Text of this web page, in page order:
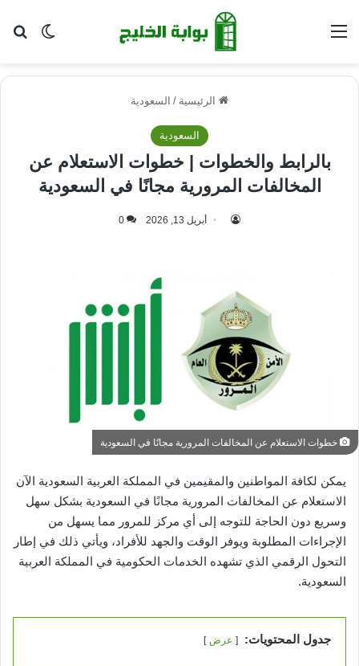
الوضع القائمة
الرئيسية / السعودية
السعودية
بالرابط والخطوات | خطوات الاستعلام عن
المخالفات المرورية مجانًا في السعودية
أبريل 13, 2026 0
خطوات الاستعلام عن المخالفات المرورية مجانًا في السعودية
يمكن لكافة المواطنين والمقيمين في المملكة العربية السعودية الآن
الاستعلام عن المخالفات المرورية مجانًا في السعودية بشكل سهل
وسريع دون الحاجة للتوجه إلى أي مركز للمرور مما يسهل من
الإجراءات المطلوبة ويوفر الوقت والجهد للأفراد، ويأتي ذلك في إطار
التحول الرقمي الذي تشهده الخدمات الحكومية في المملكة العربية
السعودية.
جدول المحتويات: عرض